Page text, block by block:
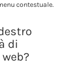
contestuale.
di